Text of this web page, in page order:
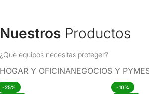
Nuestros Productos
¿Qué equipos necesitas proteger?
HOGAR Y OFICINANEGOCIOS Y
-25%
-10%